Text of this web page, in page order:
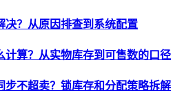
决？从原因排查到系统配置
计算？从实物库存到可售数的口径
步不超卖？锁库存和分配策略拆解